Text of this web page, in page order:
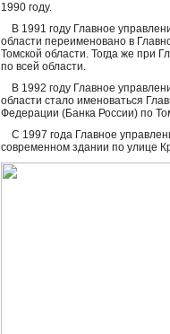
1990 году.
В 1991 году Главное
области переименовано в
Томской области. Тогда же при
по всей области.
В 1992 году Главное
области стало именоваться
Федерации (Банка России) по
С 1997 года Главное
современном здании по улице